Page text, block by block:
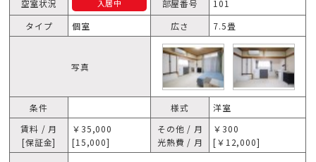
空室状況 入居中 部屋番号
101
タイプ
個室 広さ 7.5畳
写真
条件 様式
洋室
賃料 / 月
[保証金]
￥35,000
[15,000]
その他 / 月
光熱費 / 月
￥300
[￥12,000]